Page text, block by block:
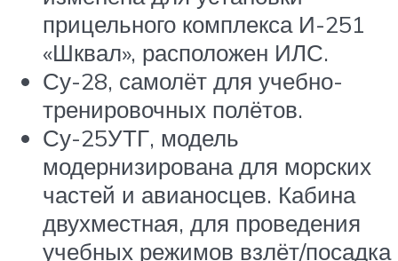
прицельного комплекса И-251
«Шквал», расположен ИЛС.
Су-28, самолёт для учебно-
тренировочных полётов.
Су-25УТГ, модель
модернизирована для морских
частей и авианосцев. Кабина
двухместная, для проведения
учебных режимов взлёт/посадка